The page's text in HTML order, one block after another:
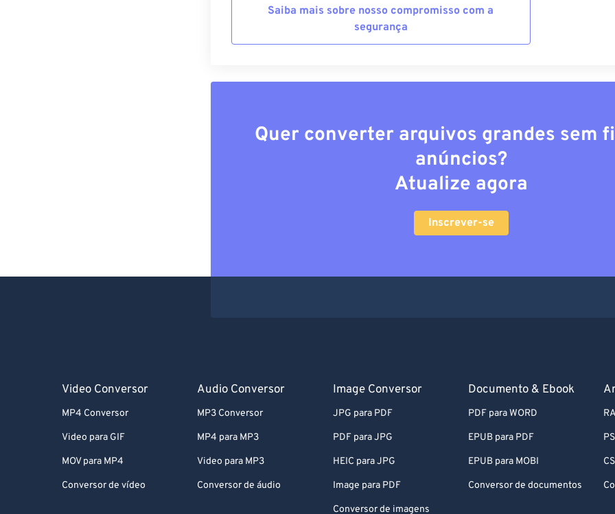
Saiba mais sobre nosso compromisso com a
segurança
Quer converter arquivos grandes sem
anúncios?
Atualize agora
Inscrever-se
Video Conversor
MP4 Conversor
Video para GIF
MOV para MP4
Conversor de vídeo
Audio Conversor
MP3 Conversor
MP4 para MP3
Video para MP3
Conversor de áudio
Image Conversor
JPG para PDF
PDF para JPG
HEIC para JPG
Image para PDF
Conversor de imagens
Documento & Ebook
PDF para WORD
EPUB para PDF
EPUB para MOBI
Conversor de documentos